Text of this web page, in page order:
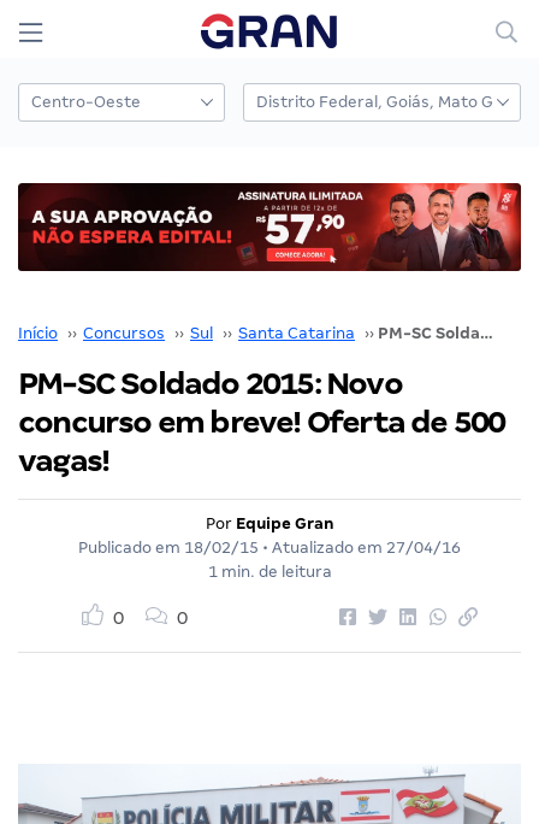
Início ›› Concursos ›› Sul ›› Santa Catarina ›› PM-SC Soldado 2015: Novo concurso em breve! Oferta de 500 vagas!
PM-SC Soldado 2015: Novo
concurso em breve! Oferta de 500
vagas!
Por Equipe Gran
Publicado em 18/02/15 • Atualizado em 27/04/16
1 min. de leitura
0 0